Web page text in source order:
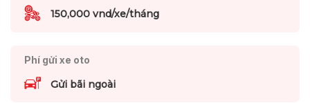
150,000 vnd/xe/tháng
Phí gửi xe oto
Gửi bãi ngoài